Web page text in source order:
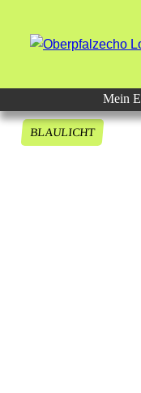
Mein
BLAULICHT